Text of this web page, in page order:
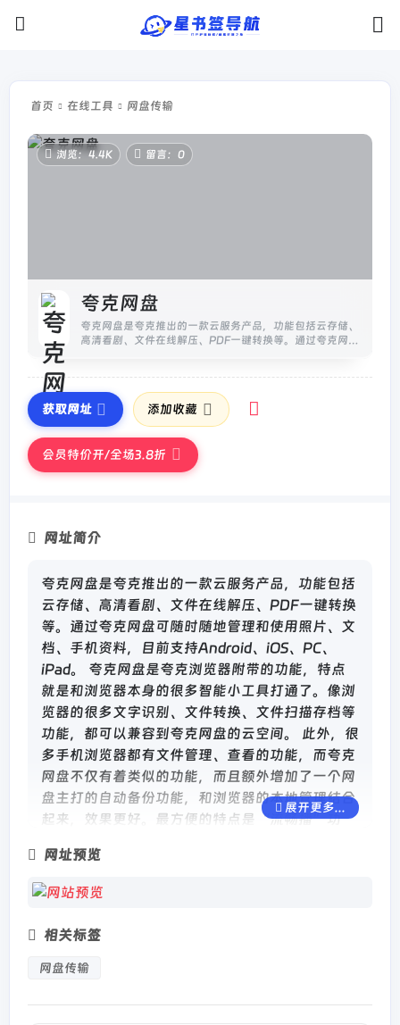
首页 在线工具 网盘传输
浏览：4.4K 留言：0
夸克网盘
夸克网盘是夸克推出的一款云服务产品，功能包括云存储、
高清看剧、文件在线解压、PDF一键转换等。通过夸克网盘
获取网址 添加收藏
会员特价开/全场3.8折
网址简介
夸克网盘是夸克推出的一款云服务产品，功能包括
云存储、高清看剧、文件在线解压、PDF一键转换
等。通过夸克网盘可随时随地管理和使用照片、文
档、手机资料，目前支持Android、iOS、PC、
iPad。 夸克网盘是夸克浏览器附带的功能，特点
就是和浏览器本身的很多智能小工具打通了。像浏
览器的很多文字识别、文件转换、文件扫描存档等
功能，都可以兼容到夸克网盘的云空间。 此外，很
多手机浏览器都有文件管理、查看的功能，而夸克
网盘不仅有着类似的功能，而且额外增加了一个网
盘主打的自动备份功能，和浏览器的本地管理结合
起来，效果更好。最方便的特点是“流畅播”功
可以进行视频转存，把网页视频直接转存到夸克网
盘，相当于更换了一个更加稳定的视频源，无论是
展开更多...
网址预览
相关标签
网盘传输